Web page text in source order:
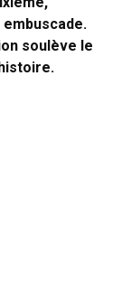
soulève le